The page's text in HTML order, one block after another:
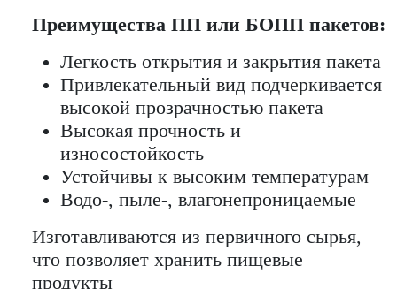
Преимущества ПП или БОПП пакетов:
Легкость открытия и закрытия пакета
Привлекательный вид подчеркивается
высокой прозрачностью пакета
Высокая прочность и
износостойкость
Устойчивы к высоким температурам
Водо-, пыле-, влагонепроницаемые
Изготавливаются из первичного сырья,
что позволяет хранить пищевые
продукты